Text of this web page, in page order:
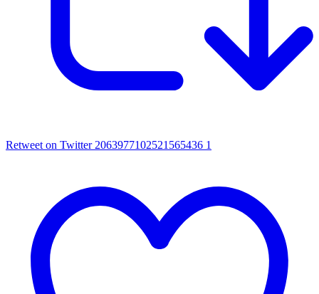
Retweet on Twitter 2063977102521565436 1